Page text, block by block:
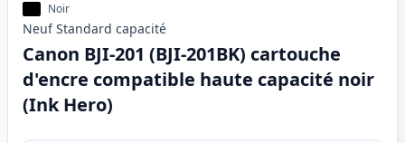
Noir
Neuf Standard capacité
Canon BJI-201 (BJI-201BK) cartouche
d'encre compatible haute capacité noir
(Ink Hero)